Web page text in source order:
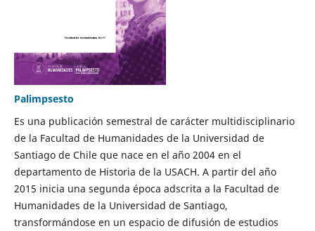
Palimpsesto
Es una publicación semestral de carácter multidisciplinario
de la Facultad de Humanidades de la Universidad de
Santiago de Chile que nace en el año 2004 en el
departamento de Historia de la USACH. A partir del año
2015 inicia una segunda época adscrita a la Facultad de
Humanidades de la Universidad de Santiago,
transformándose en un espacio de difusión de estudios